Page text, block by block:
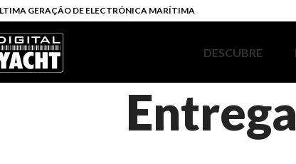
GERAÇÃO DE ELECTRÓNICA MARÍTIMA
DESCUBRE